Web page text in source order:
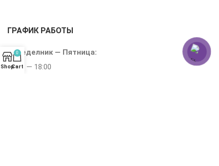
ГРАФИК РАБОТЫ
Понеделник — Пятница:
10:00 — 18:00
Shop
0
Cart